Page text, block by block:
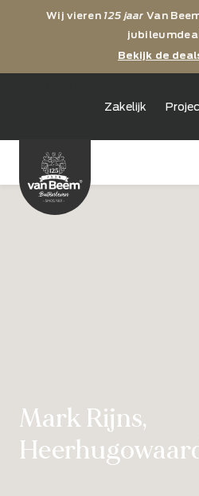
Wij vieren 125 jaar Van
Bekijk de
Zakelijk
Mark Rijns,